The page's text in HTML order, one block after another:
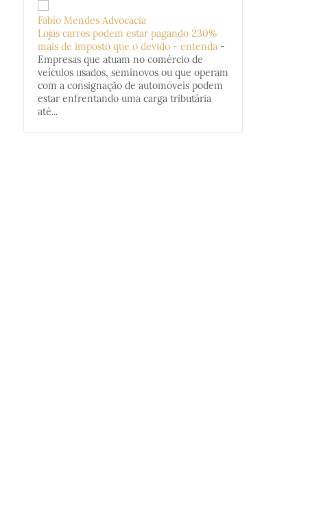
Fabio Mendes Advocacia
Lojas carros podem estar pagando 230%
mais de imposto que o devido - entenda -
Empresas que atuam no comércio de
veículos usados, seminovos ou que operam
com a consignação de automóveis podem
estar enfrentando uma carga tributária
até...